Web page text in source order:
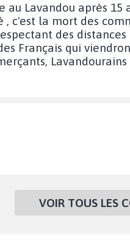
Lavandou après 15
, c'est la mort des
des
Français qui
VOIR TOUS LES